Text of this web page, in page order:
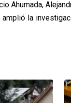
Ahumada,
la